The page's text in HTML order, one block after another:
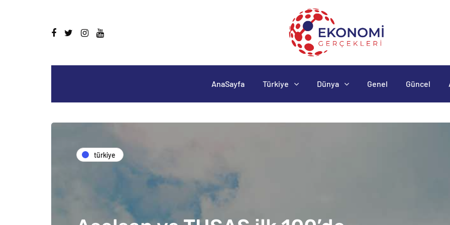
AnaSayfa Türkiye Dünya Genel Güncel
türkiye